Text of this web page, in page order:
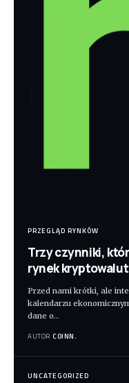
PRZEGLĄD RYNKÓW
Trzy czynniki,
rynek
Przed nami krótki, ale
kalendarzu
dane o…
AUTOR COINN.
UNCATEGORIZED